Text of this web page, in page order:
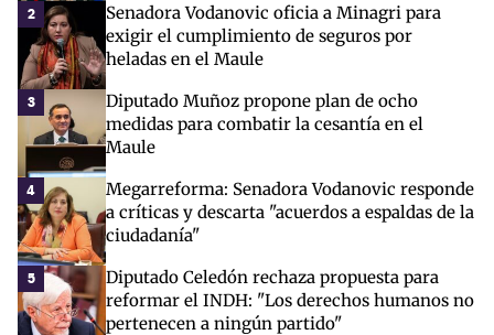
2
Senadora Vodanovic oficia a Minagri para
exigir el cumplimiento de seguros por
heladas en el Maule
3
Diputado Muñoz propone plan de ocho
medidas para combatir la cesantía en el
Maule
4
Megarreforma: Senadora Vodanovic responde
a críticas y descarta "acuerdos a espaldas de la
ciudadanía"
5
Diputado Celedón rechaza propuesta para
reformar el INDH: "Los derechos humanos no
pertenecen a ningún partido"